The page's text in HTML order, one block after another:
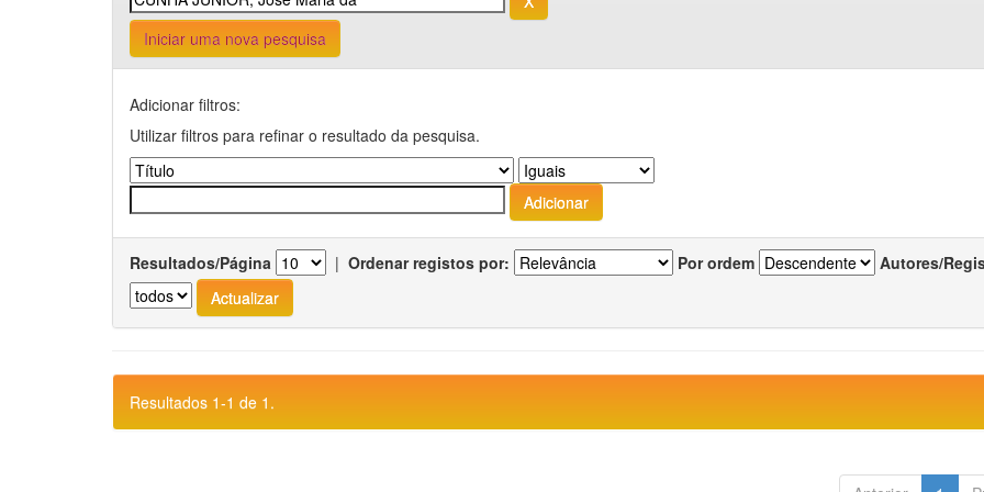
Iniciar uma nova pesquisa
Adicionar filtros:
Utilizar filtros para refinar o resultado da pesquisa.
Resultados/Página | Ordenar registos por: Por ordem Autores/
Resultados 1-1 de 1.